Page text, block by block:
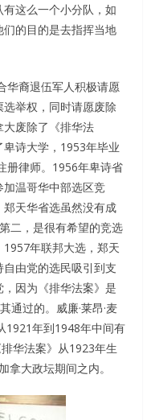
这么一个小分队，如
的目的是去指挥当地
华裔退伍军人积极请愿
举权，同时请愿废除
大废除了《排华法
诗大学，1953年毕业
册律师。1956年卑诗省
温哥华中部选区竞
天华省选虽然没有成
二，是很有希望的竞选
年联邦大选，郑天
由党的选民吸引到支
因为《排华法案》是
通过的。威廉·莱昂·麦
1921年到1948年中间有
排华法案》从1923年生
拿大政坛期间之内。